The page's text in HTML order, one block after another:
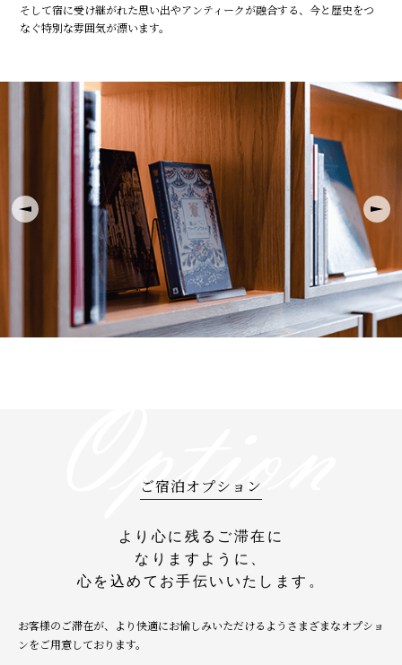
そして宿に受け継がれた思い出やアンティークが融合する、今と歴史をつ
なぐ特別な雰囲気が漂います。
Next
ご宿泊オプション
より心に残るご滞在に
なりますように、
心を込めてお手伝いいたします。
お客様のご滞在が、より快適にお愉しみいただけるようさまざまなオプショ
ンをご用意しております。